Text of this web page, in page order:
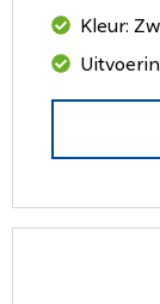
Kleur: